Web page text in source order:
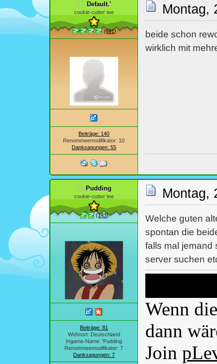
Default.'
cookie-cutter tee
(691)
Beiträge: 140
Renommeemodifikator: 10
Danksagungen: 55
Montag,
beide schon
wirklich mit
Pudding
cookie-cutter tee
(143)
Beiträge: 81
Wohnort: Deutschland
Ingame-Name: 'Pudding
Renommeemodifikator: 7
Danksagungen: 7
Montag,
Welche guten
spontan die
falls mal jemand
server suchen
Wenn
dann
Join